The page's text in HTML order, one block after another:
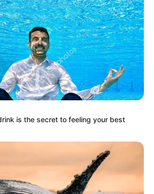
"Disminuyen homicidios en
Ibagué": Secretario de
Gobierno
IBAGUÉ
Restricción de parrillero en
moto el 7, 24 y 31 de
noche a 6 de la mañana
En los próximos días se
definen permisos para
is the secret to feeling your best